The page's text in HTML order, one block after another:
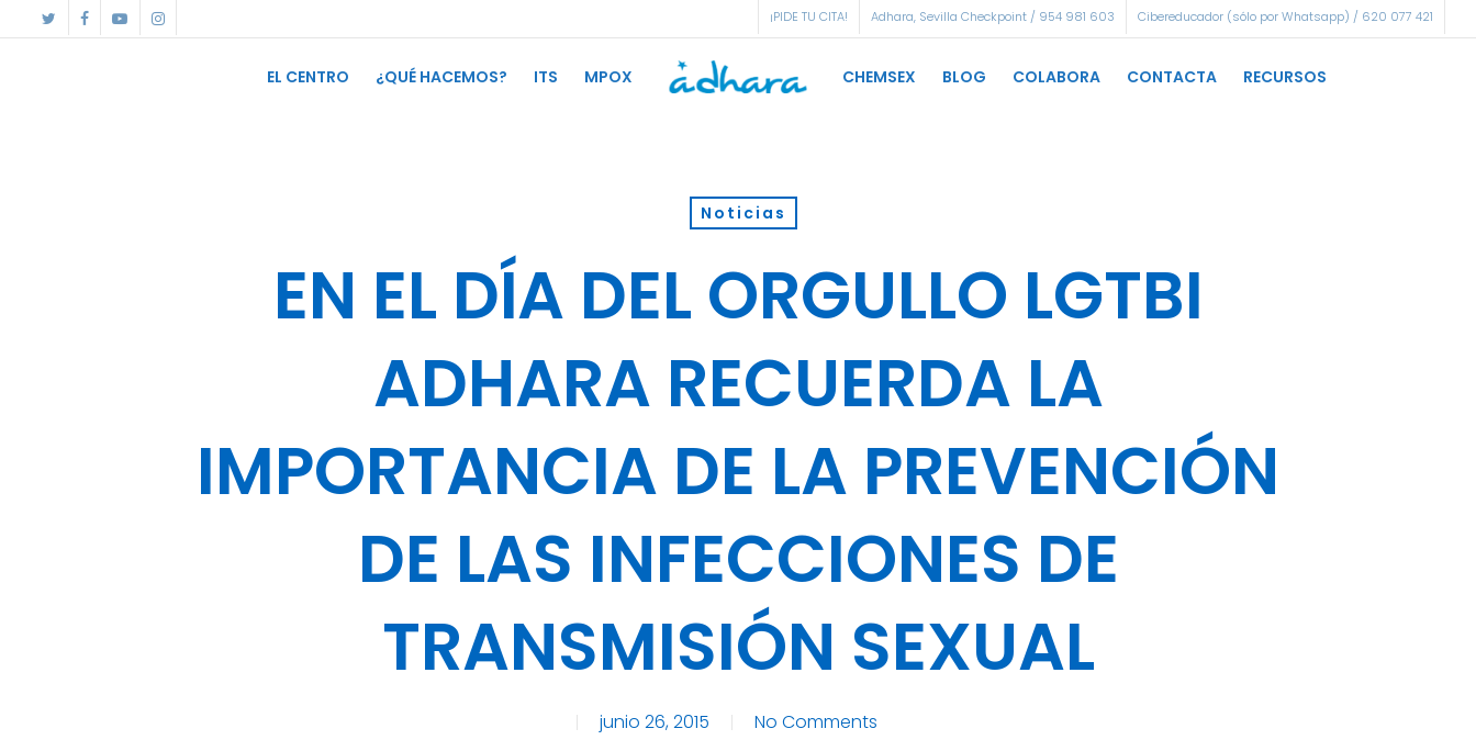
twitter facebookyoutubeinstagram ¡PIDE TU CITA! Adhara, Sevilla Checkpoint / 954 981 603 Cibereducador (sólo por Whatsapp) / 620 077 421
EL CENTRO ¿QUÉ HACEMOS? ITS MPOX CHEMSEX BLOG COLABORA CONTACTA RECURSOS
Noticias
EN EL DÍA DEL ORGULLO LGTBI
ADHARA RECUERDA LA
IMPORTANCIA DE LA PREVENCIÓN
DE LAS INFECCIONES DE
TRANSMISIÓN SEXUAL
junio 26, 2015 No Comments